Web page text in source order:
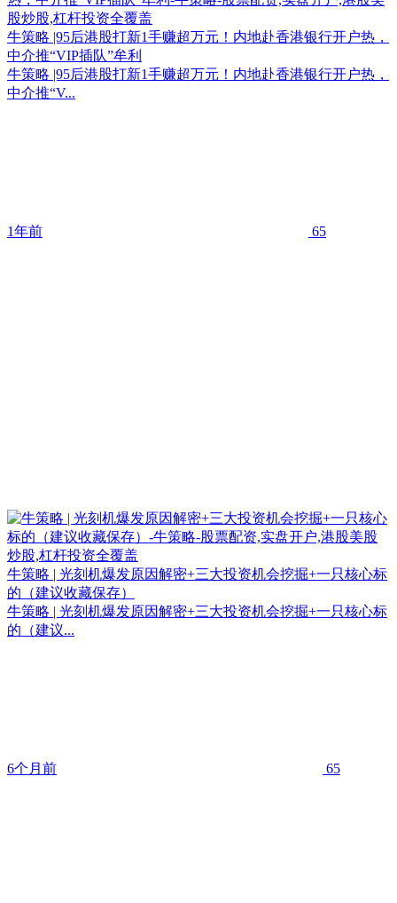
牛策略 |95后港股打新1手赚超万元！内地赴香港银行开户热，
中介推“VIP插队”牟利
牛策略 |95后港股打新1手赚超万元！内地赴香港银行开户热，
中介推“V...
1年前 65
牛策略 | 光刻机爆发原因解密+三大投资机会挖掘+一只核心标
的（建议收藏保存）
牛策略 | 光刻机爆发原因解密+三大投资机会挖掘+一只核心标
的（建议...
6个月前 65